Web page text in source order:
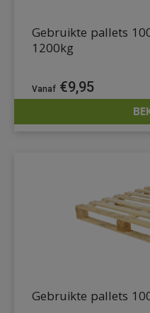
Gebruikte pallets
1200kg
€9,95
Gebruikte pallets